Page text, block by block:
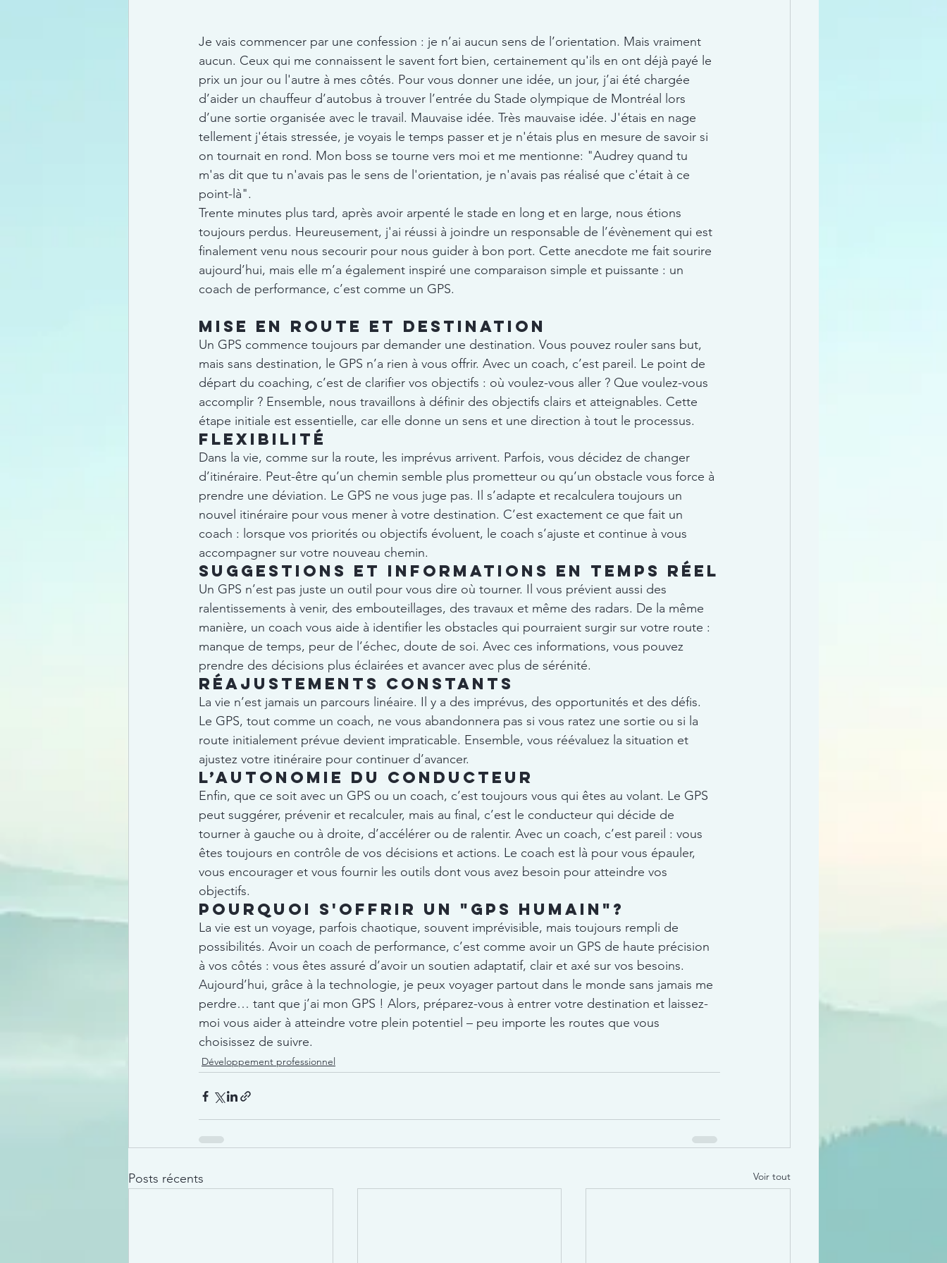
Je vais commencer par une confession : je n’ai aucun sens de l’orientation. Mais vraiment
aucun. Ceux qui me connaissent le savent fort bien, certainement qu'ils en ont déjà payé le
prix un jour ou l'autre à mes côtés. Pour vous donner une idée, un jour, j’ai été chargée
d’aider un chauffeur d’autobus à trouver l’entrée du Stade olympique de Montréal lors
d’une sortie organisée avec le travail. Mauvaise idée. Très mauvaise idée. J'étais en nage
tellement j'étais stressée, je voyais le temps passer et je n'étais plus en mesure de savoir si
on tournait en rond. Mon boss se tourne vers moi et me mentionne: "Audrey quand tu
m'as dit que tu n'avais pas le sens de l'orientation, je n'avais pas réalisé que c'était à ce
point-là".
Trente minutes plus tard, après avoir arpenté le stade en long et en large, nous étions
toujours perdus. Heureusement, j'ai réussi à joindre un responsable de l’évènement qui est
finalement venu nous secourir pour nous guider à bon port. Cette anecdote me fait sourire
aujourd’hui, mais elle m’a également inspiré une comparaison simple et puissante : un
coach de performance, c’est comme un GPS.
Mise en route et destination
Un GPS commence toujours par demander une destination. Vous pouvez rouler sans but,
mais sans destination, le GPS n’a rien à vous offrir. Avec un coach, c’est pareil. Le point de
départ du coaching, c’est de clarifier vos objectifs : où voulez-vous aller ? Que voulez-vous
accomplir ? Ensemble, nous travaillons à définir des objectifs clairs et atteignables. Cette
étape initiale est essentielle, car elle donne un sens et une direction à tout le processus.
Flexibilité
Dans la vie, comme sur la route, les imprévus arrivent. Parfois, vous décidez de changer
d’itinéraire. Peut-être qu’un chemin semble plus prometteur ou qu’un obstacle vous force à
prendre une déviation. Le GPS ne vous juge pas. Il s’adapte et recalculera toujours un
nouvel itinéraire pour vous mener à votre destination. C’est exactement ce que fait un
coach : lorsque vos priorités ou objectifs évoluent, le coach s’ajuste et continue à vous
accompagner sur votre nouveau chemin.
Suggestions et informations en temps réel
Un GPS n’est pas juste un outil pour vous dire où tourner. Il vous prévient aussi des
ralentissements à venir, des embouteillages, des travaux et même des radars. De la même
manière, un coach vous aide à identifier les obstacles qui pourraient surgir sur votre route :
manque de temps, peur de l’échec, doute de soi. Avec ces informations, vous pouvez
prendre des décisions plus éclairées et avancer avec plus de sérénité.
Réajustements constants
La vie n’est jamais un parcours linéaire. Il y a des imprévus, des opportunités et des défis.
Le GPS, tout comme un coach, ne vous abandonnera pas si vous ratez une sortie ou si la
route initialement prévue devient impraticable. Ensemble, vous réévaluez la situation et
ajustez votre itinéraire pour continuer d’avancer.
L’autonomie du conducteur
Enfin, que ce soit avec un GPS ou un coach, c’est toujours vous qui êtes au volant. Le GPS
peut suggérer, prévenir et recalculer, mais au final, c’est le conducteur qui décide de
tourner à gauche ou à droite, d’accélérer ou de ralentir. Avec un coach, c’est pareil : vous
êtes toujours en contrôle de vos décisions et actions. Le coach est là pour vous épauler,
vous encourager et vous fournir les outils dont vous avez besoin pour atteindre vos
objectifs.
Pourquoi s'offrir un "GPS humain"?
La vie est un voyage, parfois chaotique, souvent imprévisible, mais toujours rempli de
possibilités. Avoir un coach de performance, c’est comme avoir un GPS de haute précision
à vos côtés : vous êtes assuré d’avoir un soutien adaptatif, clair et axé sur vos besoins.
Aujourd’hui, grâce à la technologie, je peux voyager partout dans le monde sans jamais me
perdre… tant que j’ai mon GPS ! Alors, préparez-vous à entrer votre destination et laissez-
moi vous aider à atteindre votre plein potentiel – peu importe les routes que vous
choisissez de suivre.
Développement professionnel
Posts récents Voir tout